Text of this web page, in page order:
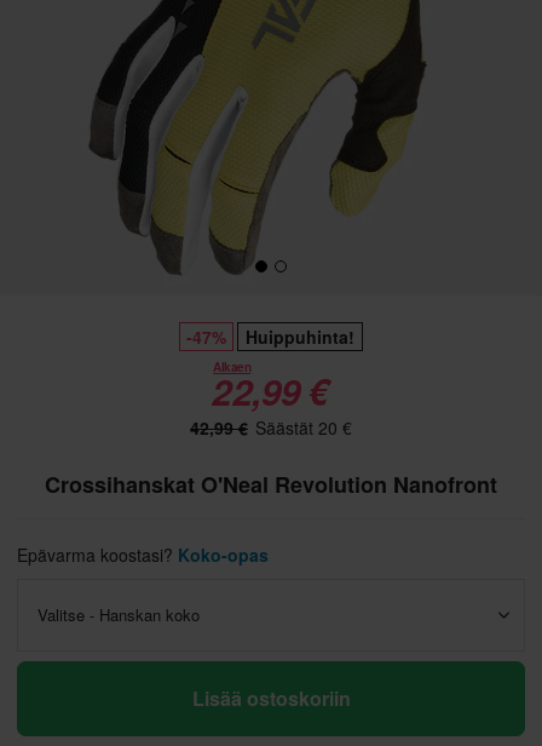
-47% Huippuhinta!
Alkaen
22,99 €
42,99 € Säästät 20 €
Crossihanskat O'Neal Revolution Nanofront
Epävarma koostasi? Koko-opas
Valitse - Hanskan koko
Lisää ostoskoriin